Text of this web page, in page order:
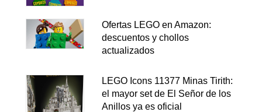
Ofertas LEGO en Amazon:
descuentos y chollos
actualizados
LEGO Icons 11377 Minas Tirith:
el mayor set de El Señor de los
Anillos ya es oficial